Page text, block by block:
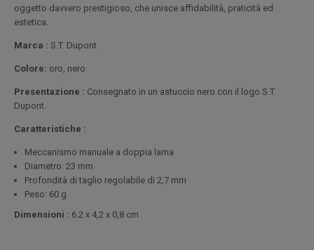
oggetto davvero prestigioso, che unisce affidabilità, praticità ed
estetica.
Marca : S.T. Dupont
Colore: oro, nero
Presentazione : Consegnato in un astuccio nero con il logo S.T.
Dupont.
Caratteristiche :
Meccanismo manuale a doppia lama
Diametro: 23 mm
Profondità di taglio regolabile di 2,7 mm
Peso: 60 g
Dimensioni : 6.2 x 4,2 x 0,8 cm